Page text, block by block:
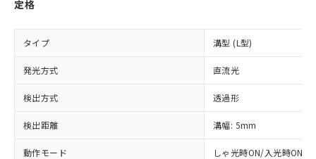
定格
タイプ 溝型 (L型)
発光方式 直流光
検出方式 透過形
検出距離 溝幅: 5mm
動作モード しゃ光時ON/入光時ON(2